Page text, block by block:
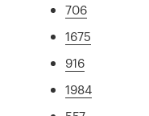
706
1675
916
1984